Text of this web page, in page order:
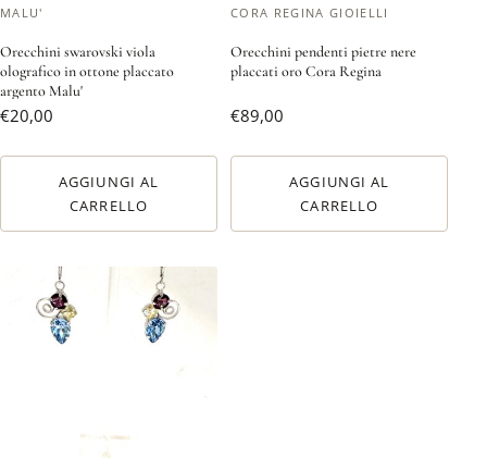
MALU'
Orecchini swarovski viola
olografico in ottone placcato
argento Malu'
€20,00
AGGIUNGI AL
CARRELLO
CORA REGINA GIOIELLI
Orecchini pendenti pietre nere
placcati oro Cora Regina
€89,00
AGGIUNGI AL
CARRELLO